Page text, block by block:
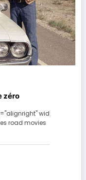
zéro
wid
road movies